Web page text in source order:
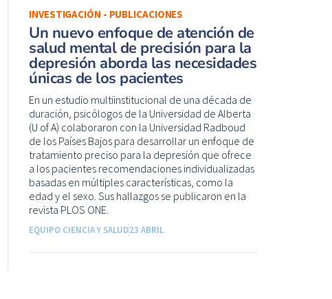
INVESTIGACIÓN - PUBLICACIONES
Un nuevo enfoque de atención de
salud mental de precisión para la
depresión aborda las necesidades
únicas de los pacientes
En un estudio multiinstitucional de una década de
duración, psicólogos de la Universidad de Alberta
(U of A) colaboraron con la Universidad Radboud
de los Países Bajos para desarrollar un enfoque de
tratamiento preciso para la depresión que ofrece
a los pacientes recomendaciones individualizadas
basadas en múltiples características, como la
edad y el sexo. Sus hallazgos se publicaron en la
revista PLOS ONE.
EQUIPO CIENCIA Y SALUD23 ABRIL